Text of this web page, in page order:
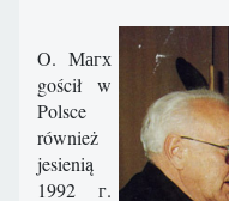
O. Магх
gościł w
Polsce
również
jesienią
1992 г.